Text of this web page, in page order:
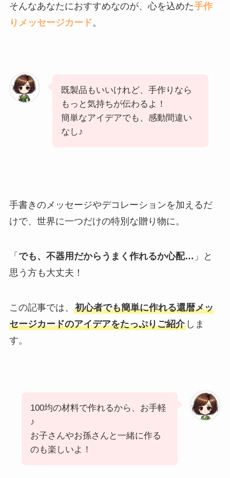
そんなあなたにおすすめなのが、心を込めた手作
りメッセージカード。
既製品もいいけれど、手作りなら
もっと気持ちが伝わるよ！
簡単なアイデアでも、感動間違い
なし♪
手書きのメッセージやデコレーションを加えるだ
けで、世界に一つだけの特別な贈り物に。
「 でも、不器用だからうまく作れるか心配… 」と
思う方も大丈夫！
この記事では、 初心者でも簡単に作れる還暦メッ
セージカードのアイデアをたっぷりご紹介しま
す。
100均の材料で作れるから、お手軽
♪
お子さんやお孫さんと一緒に作る
のも楽しいよ！